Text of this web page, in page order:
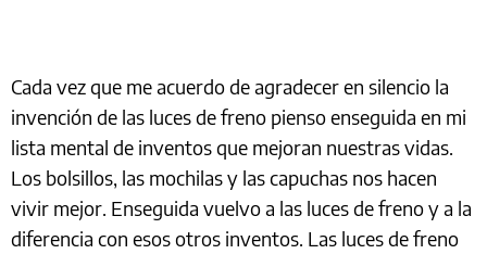
Cada vez que me acuerdo de agradecer en silencio la
invención de las luces de freno pienso enseguida en mi
lista mental de inventos que mejoran nuestras vidas.
Los bolsillos, las mochilas y las capuchas nos hacen
vivir mejor. Enseguida vuelvo a las luces de freno y a la
diferencia con esos otros inventos. Las luces de freno